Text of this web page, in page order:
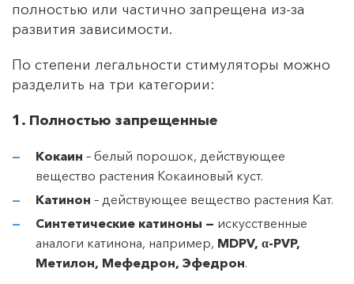
полностью или частично запрещена из-за
развития зависимости.
По степени легальности стимуляторы можно
разделить на три категории:
1. Полностью запрещенные
Кокаин – белый порошок, действующее
вещество растения Кокаиновый куст.
Катинон – действующее вещество растения Кат.
Синтетические катиноны — искусственные
аналоги катинона, например, MDPV, α-PVP,
Метилон, Мефедрон, Эфедрон.